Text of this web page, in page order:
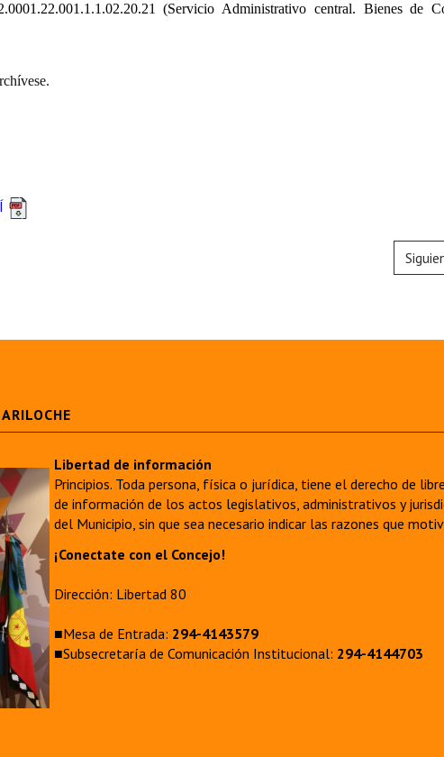
(Servicio Administrativo central. Bienes de
Libertad de información
Principios. Toda persona, física o jurídica, tiene el derecho de
de información de los actos legislativos, administrativos y
del Municipio, sin que sea necesario indicar las razones que
¡Conectate con el Concejo!
Dirección: Libertad 80
■Mesa de Entrada: 294-4143579
■Subsecretaría de Comunicación Institucional: 294-4144703